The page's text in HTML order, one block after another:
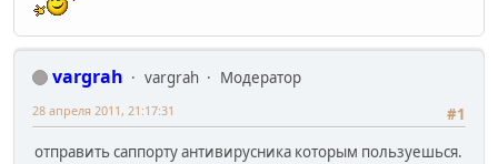
vargrah vargrah
Модератор
#1
28 апреля 2011, 21:17:31
отправить саппорту антивирусника которым пользуешься.